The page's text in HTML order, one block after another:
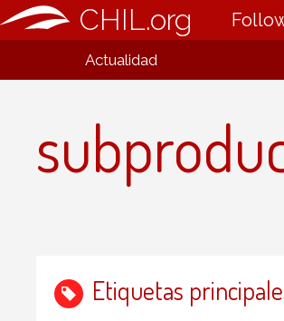
CHIL.org
Actualidad
Etiquetas